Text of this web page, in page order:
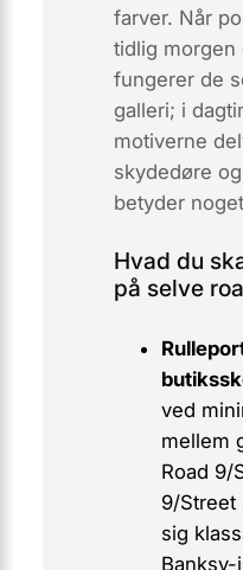
farver. Når
tidlig morgen
fungerer de
galleri; i
motiverne
skydedøre
betyder
Hvad du
på selve
ved
mellem
Road 9/
9/Street
sig